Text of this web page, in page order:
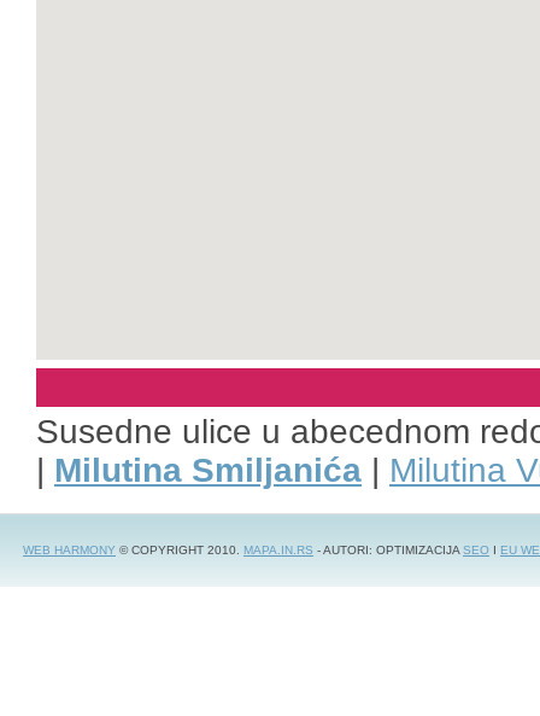
Susedne ulice u abecednom
| Milutina Smiljanića | Milutina
WEB HARMONY © COPYRIGHT 2010. MAPA.IN.RS - AUTORI: OPTIMIZACIJASEO I EU